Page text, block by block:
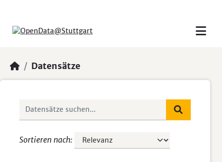
Datensätze
Sortieren nach